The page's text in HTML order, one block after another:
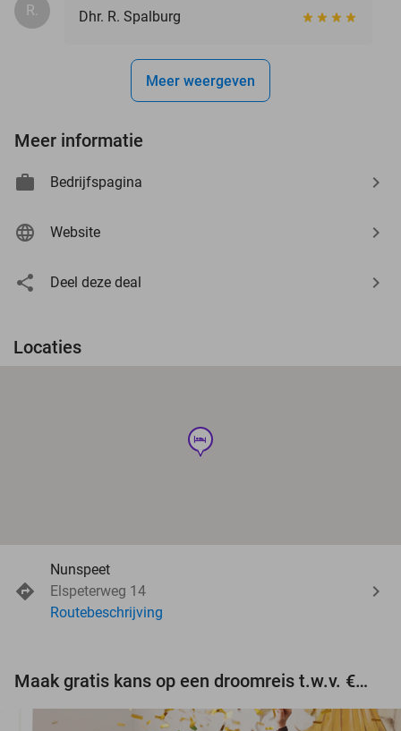
R. Dhr. R. Spalburg
Meer weergeven
Meer informatie
Bedrijfspagina
Website
Deel deze deal
Locaties
hotel
Nunspeet
Elspeterweg 14
Routebeschrijving
Maak gratis kans op een droomreis t.w.v. €3.000!